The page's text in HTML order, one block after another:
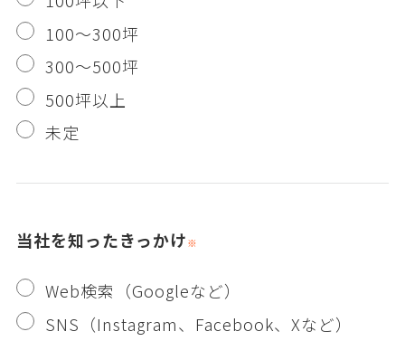
100～300坪
300～500坪
500坪以上
未定
当社を知ったきっかけ
Web検索（Googleなど）
SNS（Instagram、Facebook、Xなど）